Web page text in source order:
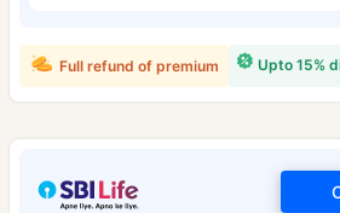
Upto 15%
Full refund of premium